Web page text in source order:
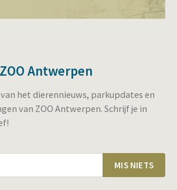
Antwerpen
het dierennieuws, parkupdates en
van ZOO Antwerpen. Schrijf je in
MIS NIETS